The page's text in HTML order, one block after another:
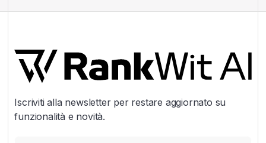
Iscriviti alla newsletter per restare aggiornato su
funzionalità e novità.